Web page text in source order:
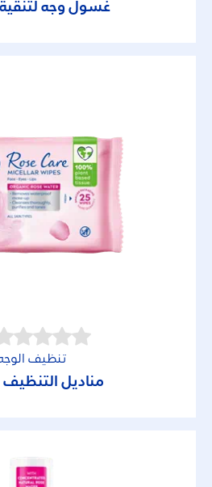
غسول وجه
تنظيف
مناديل التنظيف